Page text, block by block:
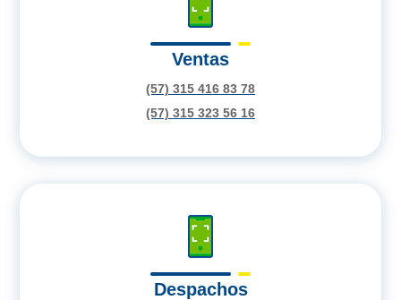
Ventas
(57) 315 416 83 78
(57) 315 323 56 16
Despachos